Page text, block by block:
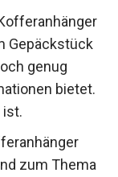
Gepäckstück
genug
bietet.
ist.
zum Thema